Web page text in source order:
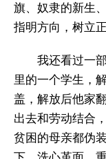
旗、奴隶的新生
指明方向，树立正
我还看过一
里的一个学生，
盖，解放后他家
出去和劳动结合
贫困的母亲都伪